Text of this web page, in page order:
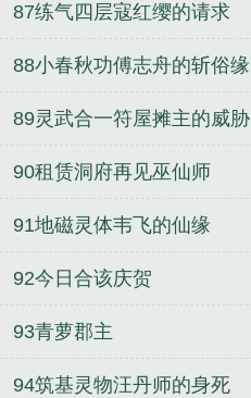
87练气四层寇红缨的请求
88小春秋功傅志舟的斩俗缘
89灵武合一符屋摊主的威胁
90租赁洞府再见巫仙师
91地磁灵体韦飞的仙缘
92今日合该庆贺
93青萝郡主
94筑基灵物汪丹师的身死